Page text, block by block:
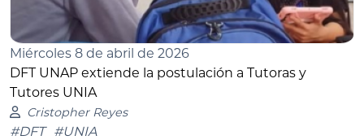
Miércoles 8 de abril de 2026
DFT UNAP extiende la postulación a Tutoras y
Tutores UNIA
Cristopher Reyes
#DFT #UNIA